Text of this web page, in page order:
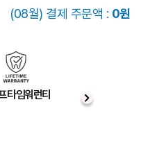
(08월) 결제 주문액 : 0원
타임워런티